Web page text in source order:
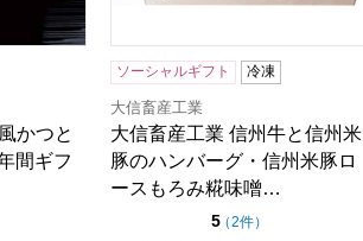
かつと
間ギフ
ソーシャルギフト 冷凍
大信畜産工業
大信畜産工業 信州牛と信州米
豚のハンバーグ・信州米豚ロ
ースもろみ糀味噌…
5点（5点満点中）
（2件の評価
）